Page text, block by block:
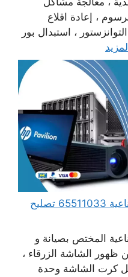
، إعادة اقلاع
، استبدال بور
مهندس كمبيوتر العارضية الصناعية 65511033 تصليح
المختص بصيانة و
ظهور الشاشة الزرقاء ،
كرت الشاشة وحدة